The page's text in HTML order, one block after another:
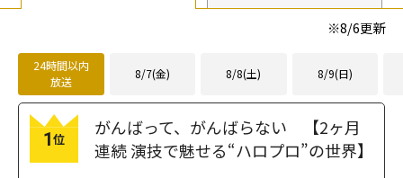
※8/6更新
24時間以内
放送
8/7(金) 8/8(土) 8/9(日)
1位
がんばって、がんばらない 【2ヶ月
連続 演技で魅せる“ハロプロ”の世界】